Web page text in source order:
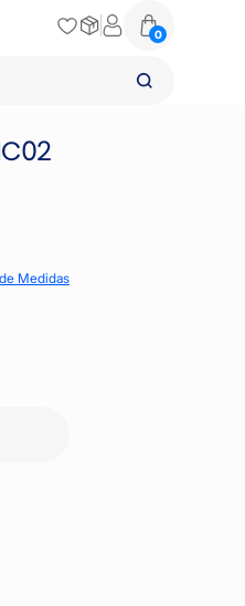
0
Medidas